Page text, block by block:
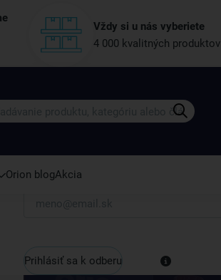
Vždy si u nás vyberiete
4 000 kvalitných produktov
Orion blogAkcia
Prihláste sa k odberu nášho newslettera.
Váš e-mail
Prihlásiť sa k odberu